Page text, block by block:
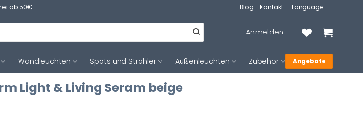
ab 50€ Blog Kontakt Language
Anmelden
Wandleuchten Spots und Strahler Außenleuchten Zubehör Angebote
Light & Living Seram beige